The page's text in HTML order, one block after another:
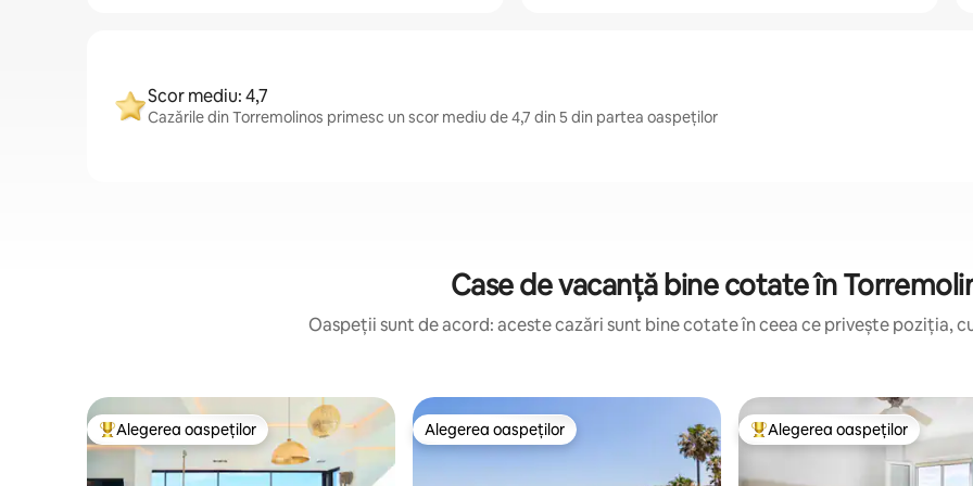
Scor mediu: 4,7
Cazările din Torremolinos primesc un scor mediu de 4,7 din 5 din partea oaspeților
Case de vacanță bine cotate în
Oaspeții sunt de acord: aceste cazări sunt bine cotate în ceea ce privește poziția,
Locuință din topul categoriei Alegerea oaspeților
Alegerea oaspeților Alegerea oaspeților
Alegerea oaspeților Locuință din topul categoriei
Alegerea oaspeților